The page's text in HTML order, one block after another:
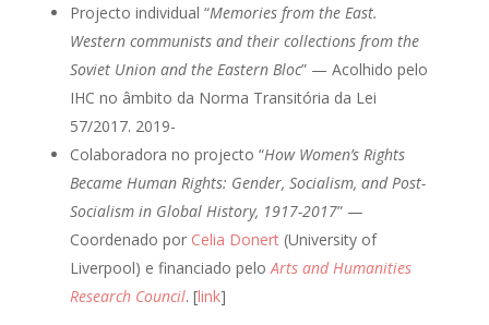
Projecto individual “Memories from the East.
Western communists and their collections from the
Soviet Union and the Eastern Bloc” — Acolhido pelo
IHC no âmbito da Norma Transitória da Lei
57/2017. 2019-
Colaboradora no projecto “How Women’s Rights
Became Human Rights: Gender, Socialism, and Post-
Socialism in Global History, 1917-2017” —
Coordenado por Celia Donert (University of
Liverpool) e financiado peloArts and Humanities
Research Council. [link]